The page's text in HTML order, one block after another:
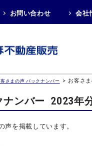
お問い合わせ 会社
客さまの声 バックナンバー > お客さ
ナンバー 2023年
声を掲載しています。